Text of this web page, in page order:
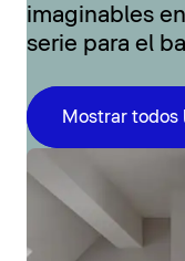
imaginables
serie para el
Mostrar todos